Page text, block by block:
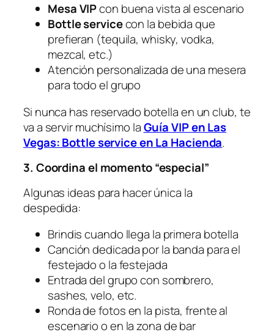
Mesa VIPcon buena vista al escenario
Bottle servicecon la bebida que
prefieran (tequila, whisky, vodka,
mezcal, etc.)
Atención personalizada de una mesera
para todo el grupo
Si nunca has reservado botella en un club, te
va a servir muchísimo laGuía VIP en Las
Vegas: Bottle service en La Hacienda.
3. Coordina el momento “especial”
Algunas ideas para hacer única la
despedida:
Brindis cuando llega la primera botella
Canción dedicada por la banda para el
festejado o la festejada
Entrada del grupo con sombrero,
sashes, velo, etc.
Ronda de fotos en la pista, frente al
escenario o en la zona de bar